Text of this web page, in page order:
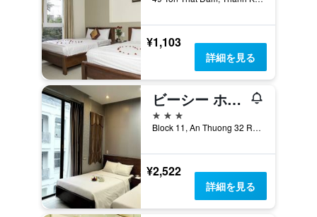
¥1,103
詳細を見る
ビーシー ホテル ダナン
3つ星
Block 11, An Thuong 32 Road, My An Ward, ダナン, ベトナム
¥2,522
詳細を見る